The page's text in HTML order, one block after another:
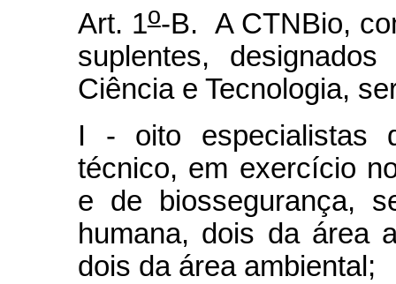
Art. 1o-B. A CTNBio,
suplentes,
Ciência e Tecnologia,
I - oito especialistas
técnico, em exercício
e de biossegurança,
humana, dois da área
dois da área ambiental;